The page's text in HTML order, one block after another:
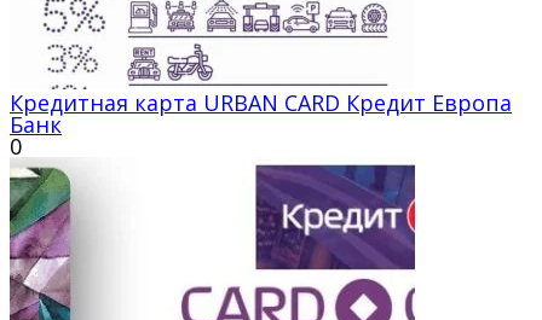
Кредитная карта URBAN CARD Кредит Европа
Банк
0